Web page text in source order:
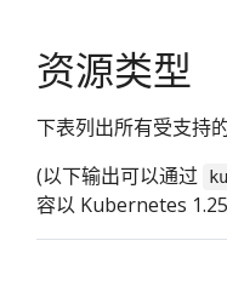
资源类型
下表列出所有受支持
(以下输出可以通过
容以 Kubernetes